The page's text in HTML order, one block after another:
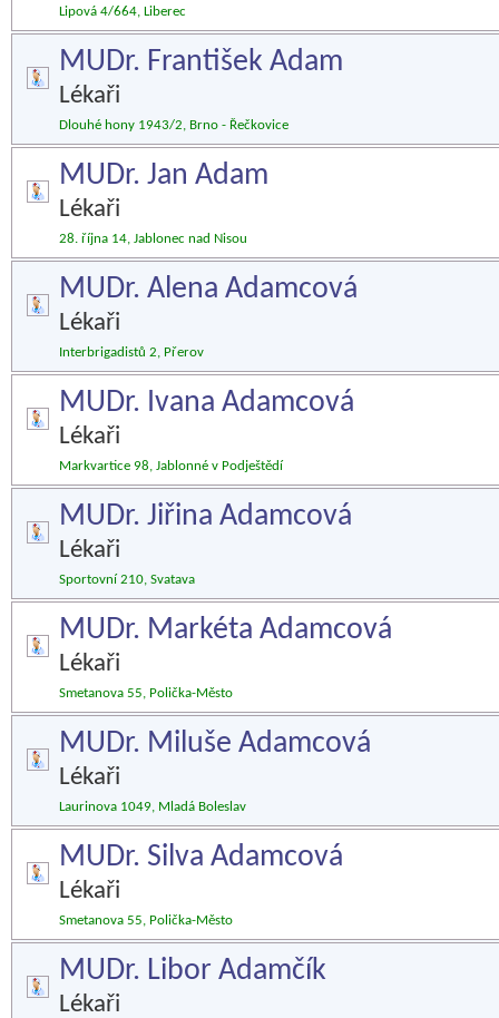
Lipová 4/664, Liberec
MUDr. František Adam
Lékaři
Dlouhé hony 1943/2, Brno - Řečkovice
MUDr. Jan Adam
Lékaři
28. října 14, Jablonec nad Nisou
MUDr. Alena Adamcová
Lékaři
Interbrigadistů 2, Přerov
MUDr. Ivana Adamcová
Lékaři
Markvartice 98, Jablonné v Podještědí
MUDr. Jiřina Adamcová
Lékaři
Sportovní 210, Svatava
MUDr. Markéta Adamcová
Lékaři
Smetanova 55, Polička-Město
MUDr. Miluše Adamcová
Lékaři
Laurinova 1049, Mladá Boleslav
MUDr. Silva Adamcová
Lékaři
Smetanova 55, Polička-Město
MUDr. Libor Adamčík
Lékaři